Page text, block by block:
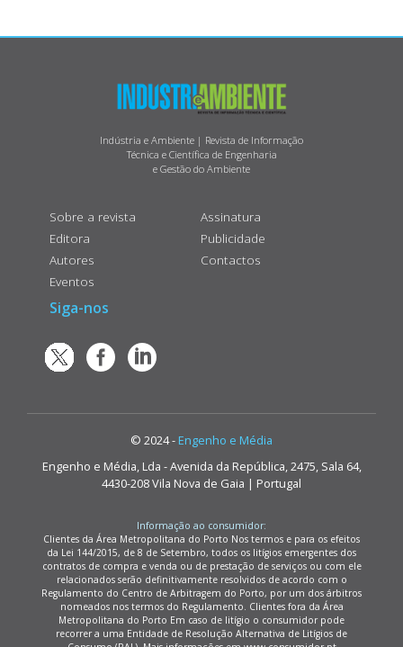
Indústria e Ambiente | Revista de Informação
Técnica e Científica de Engenharia
e Gestão do Ambiente
Sobre a revista
Editora
Autores
Eventos
Assinatura
Publicidade
Contactos
Siga-nos
© 2024 - Engenho e Média
Engenho e Média, Lda - Avenida da República, 2475, Sala 64,
4430-208 Vila Nova de Gaia | Portugal
Informação ao consumidor:
Clientes da Área Metropolitana do Porto Nos termos e para os efeitos
da Lei 144/2015, de 8 de Setembro, todos os litígios emergentes dos
contratos de compra e venda ou de prestação de serviços ou com ele
relacionados serão definitivamente resolvidos de acordo com o
Regulamento do Centro de Arbitragem do Porto, por um dos árbitros
nomeados nos termos do Regulamento. Clientes fora da Área
Metropolitana do Porto Em caso de litígio o consumidor pode
recorrer a uma Entidade de Resolução Alternativa de Litígios de